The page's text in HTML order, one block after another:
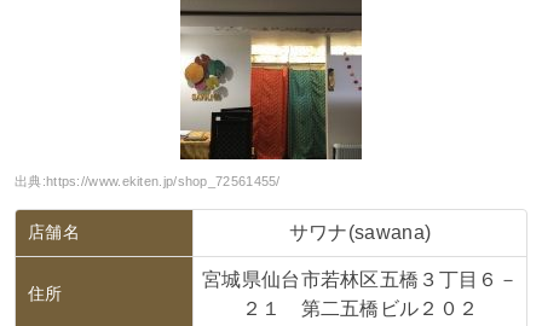
出典: https://www.ekiten.jp/shop_72561455/
店舗名 サワナ(sawana)
住所
宮城県仙台市若林区五橋３丁目６－
２１ 第二五橋ビル２０２